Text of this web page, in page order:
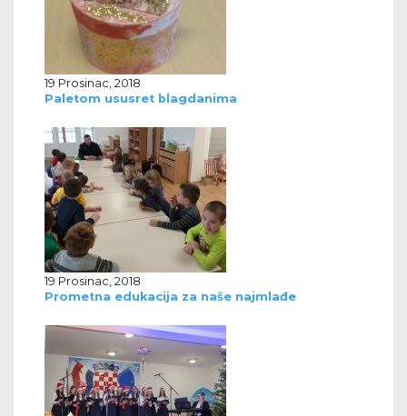
19 Prosinac, 2018
Paletom ususret blagdanima
19 Prosinac, 2018
Prometna edukacija za naše najmlađe